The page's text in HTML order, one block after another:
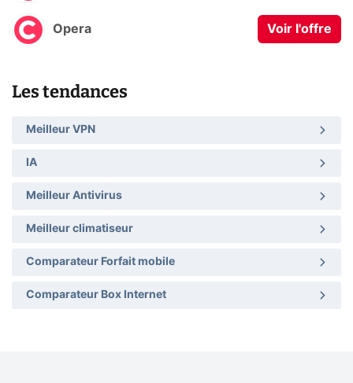
Opera Voir l'offre
Les tendances
Meilleur VPN
IA
Meilleur Antivirus
Meilleur climatiseur
Comparateur Forfait mobile
Comparateur Box Internet